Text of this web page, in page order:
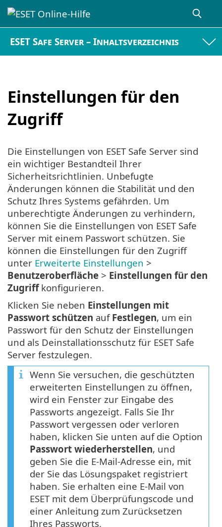
ESET Safe Server – Inhaltsverzeichnis
Einstellungen für den
Zugriff
Die Einstellungen von ESET Safe Server sind
ein wichtiger Bestandteil Ihrer
Sicherheitsrichtlinien. Unbefugte
Änderungen können die Stabilität und den
Schutz Ihres Systems gefährden. Um
unberechtigte Änderungen zu verhindern,
können Sie die Einstellungen von ESET Safe
Server mit einem Passwort schützen. Sie
können die Einstellungen für den Zugriff
unter Erweiterte Einstellungen >
Benutzeroberfläche > Einstellungen für den
Zugriffkonfigurieren.
Klicken Sie neben Einstellungen mit
Passwort schützen auf Festlegen, um ein
Passwort für den Schutz der Einstellungen
und als Deinstallationsschutz für ESET Safe
Server festzulegen.
Wenn Sie versuchen, die geschützten
erweiterten Einstellungen zu öffnen,
wird ein Fenster zur Eingabe des
Passworts angezeigt. Falls Sie Ihr
Passwort vergessen oder verloren
haben, klicken Sie unten auf die Option
Passwort wiederherstellen, und
geben Sie die E-Mail-Adresse ein, mit
der Sie das Lösungspaket registriert
haben. Sie erhalten eine E-Mail von
ESET mit dem Überprüfungscode und
einer Anleitung zum Zurücksetzen
Ihres Passworts.